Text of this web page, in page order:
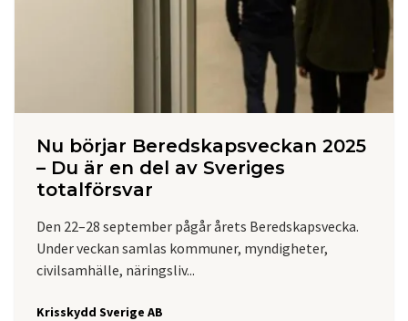
Nu börjar Beredskapsveckan 2025
– Du är en del av Sveriges
totalförsvar
Den 22–28 september pågår årets Beredskapsvecka.
Under veckan samlas kommuner, myndigheter,
civilsamhälle, näringsliv...
Krisskydd Sverige AB